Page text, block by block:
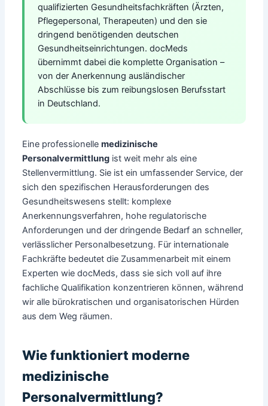
qualifizierten Gesundheitsfachkräften (Ärzten,
Pflegepersonal, Therapeuten) und den sie
dringend benötigenden deutschen
Gesundheitseinrichtungen. docMeds
übernimmt dabei die komplette Organisation –
von der Anerkennung ausländischer
Abschlüsse bis zum reibungslosen Berufsstart
in Deutschland.
Eine professionellemedizinische
Personalvermittlung ist weit mehr als eine
Stellenvermittlung. Sie ist ein umfassender Service, der
sich den spezifischen Herausforderungen des
Gesundheitswesens stellt: komplexe
Anerkennungsverfahren, hohe regulatorische
Anforderungen und der dringende Bedarf an schneller,
verlässlicher Personalbesetzung. Für internationale
Fachkräfte bedeutet die Zusammenarbeit mit einem
Experten wie docMeds, dass sie sich voll auf ihre
fachliche Qualifikation konzentrieren können, während
wir alle bürokratischen und organisatorischen Hürden
aus dem Weg räumen.
Wie funktioniert moderne
medizinische
Personalvermittlung?